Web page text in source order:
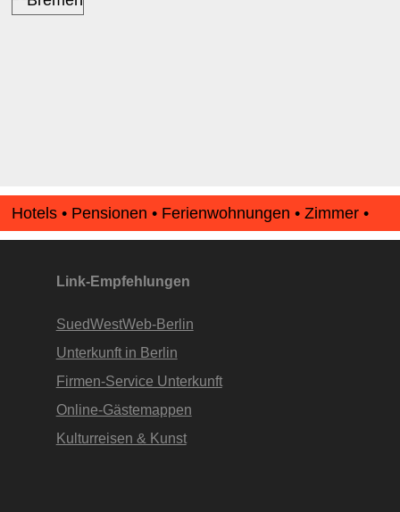
Hotels • Pensionen • Ferienwohnungen • Zimmer •
Apartments • www.Finde-Unterkunft.de
Link-Empfehlungen
SuedWestWeb-Berlin
Unterkunft in Berlin
Firmen-Service Unterkunft
Online-Gästemappen
Kulturreisen & Kunst